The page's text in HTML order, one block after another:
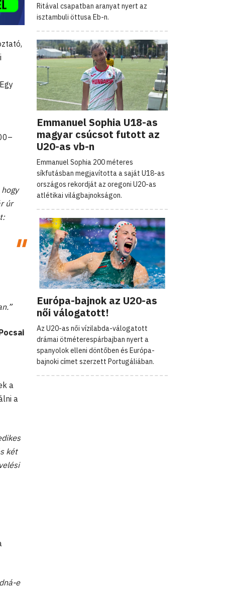
úr
a
a
két
e
Ritával csapatban aranyat nyert az
isztambuli öttusa Eb-n.
Emmanuel Sophia U18-as
magyar csúcsot futott az
U20-as vb-n
Emmanuel Sophia 200 méteres
síkfutásban megjavította a saját U18-as
országos rekordját az oregoni U20-as
atlétikai világbajnokságon.
Európa-bajnok az U20-as
női válogatott!
Az U20-as női vízilabda-válogatott
drámai ötméterespárbajban nyert a
spanyolok elleni döntőben és Európa-
bajnoki címet szerzett Portugáliában.